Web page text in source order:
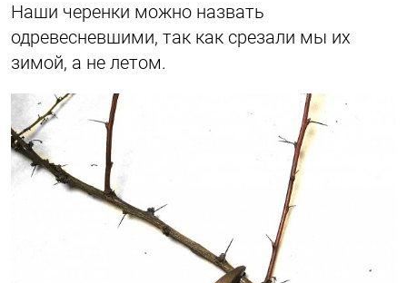
Наши черенки можно назвать
одревесневшими, так как срезали мы их
зимой, а не летом.